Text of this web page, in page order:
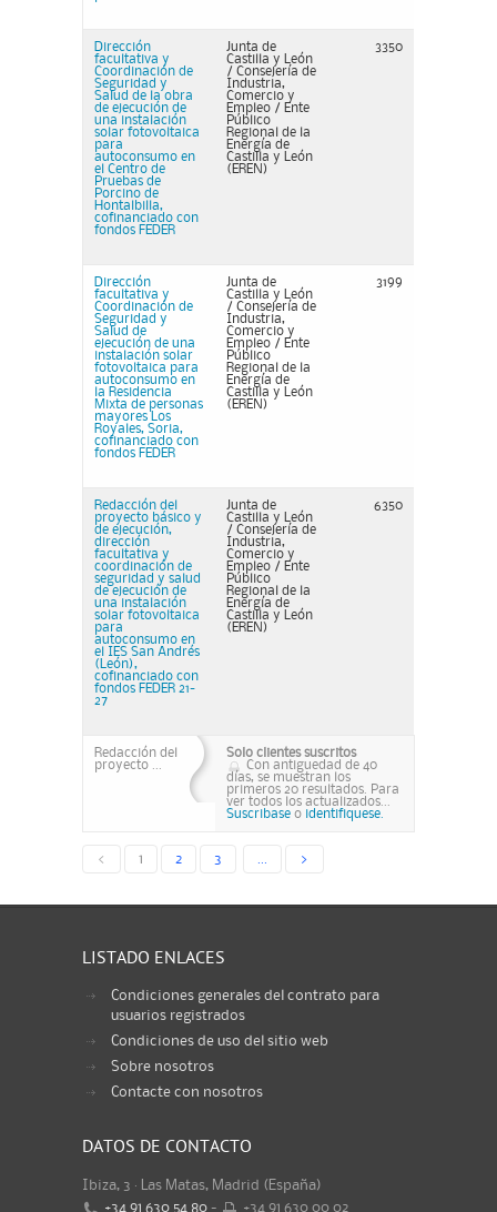
Dirección
facultativa y
Coordinación de
Seguridad y
Salud de la obra
de ejecución de
una instalación
solar fotovoltaica
para
autoconsumo en
el Centro de
Pruebas de
Porcino de
Hontalbilla,
cofinanciado con
fondos FEDER
Junta de
Castilla y León
/ Consejería de
Industria,
Comercio y
Empleo / Ente
Público
Regional de la
Energía de
Castilla y León
(EREN)
3350
Dirección
facultativa y
Coordinación de
Seguridad y
Salud de
ejecución de una
instalación solar
fotovoltaica para
autoconsumo en
la Residencia
Mixta de personas
mayores Los
Royales, Soria,
cofinanciado con
fondos FEDER
Junta de
Castilla y León
/ Consejería de
Industria,
Comercio y
Empleo / Ente
Público
Regional de la
Energía de
Castilla y León
(EREN)
3199
Redacción del
proyecto básico y
de ejecución,
dirección
facultativa y
coordinación de
seguridad y salud
de ejecución de
una instalación
solar fotovoltaica
para
autoconsumo en
el IES San Andrés
(León),
cofinanciado con
fondos FEDER 21-
27
Junta de
Castilla y León
/ Consejería de
Industria,
Comercio y
Empleo / Ente
Público
Regional de la
Energía de
Castilla y León
(EREN)
6350
Redacción del
proyecto ...
Solo clientes suscritos
Con antiguedad de 40
días, se muestran los
primeros 20 resultados. Para
ver todos los actualizados...
Suscribase o identifiquese.
< 1 2 3 >
LISTADO ENLACES
Condiciones generales del contrato para
usuarios registrados
Condiciones de uso del sitio web
Sobre nosotros
Contacte con nosotros
DATOS DE CONTACTO
Ibiza, 3 · Las Matas, Madrid (España)
+34 91 630 54 80 - +34 91 630 00 02